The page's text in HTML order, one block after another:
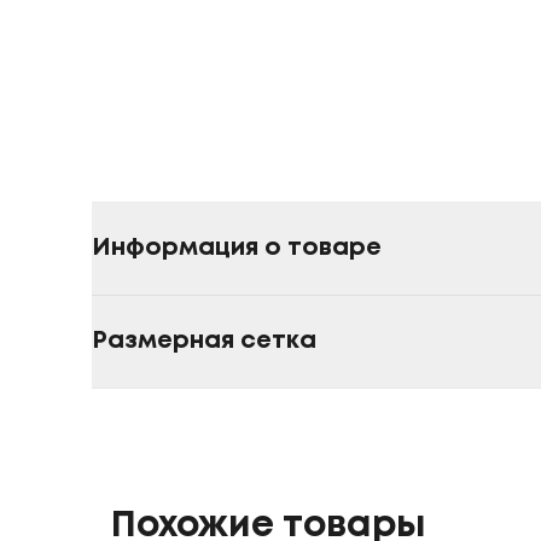
Информация о товаре
Размерная сетка
Похожие товары